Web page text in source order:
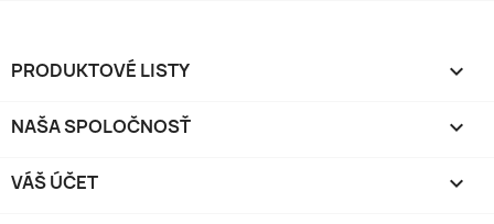
PRODUKTOVÉ LISTY 
NAŠA SPOLOČNOSŤ 
VÁŠ ÚČET 